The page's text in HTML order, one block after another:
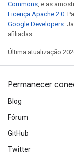
Commons, e as
Licença Apache 2.0.
Google Developers.
afiliadas.
Última atualização
Permanecer
Blog
Fórum
GitHub
Twitter